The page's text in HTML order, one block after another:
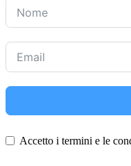
Accetto i termini e le